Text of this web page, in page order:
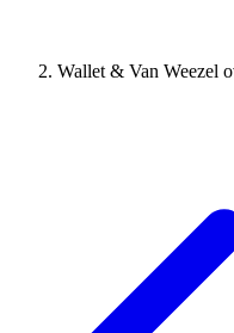
Wallet & Van Weezel